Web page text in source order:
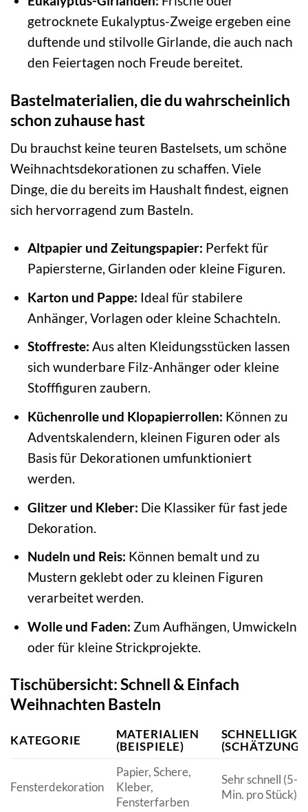
getrocknete Eukalyptus-Zweige ergeben eine
duftende und stilvolle Girlande, die auch nach
den Feiertagen noch Freude bereitet.
Bastelmaterialien, die du wahrscheinlich
schon zuhause hast
Du brauchst keine teuren Bastelsets, um schöne
Weihnachtsdekorationen zu schaffen. Viele
Dinge, die du bereits im Haushalt findest, eignen
sich hervorragend zum Basteln.
Altpapier und Zeitungspapier: Perfekt für
Papiersterne, Girlanden oder kleine Figuren.
Karton und Pappe: Ideal für stabilere
Anhänger, Vorlagen oder kleine Schachteln.
Stoffreste: Aus alten Kleidungsstücken lassen
sich wunderbare Filz-Anhänger oder kleine
Stofffiguren zaubern.
Küchenrolle und Klopapierrollen: Können zu
Adventskalendern, kleinen Figuren oder als
Basis für Dekorationen umfunktioniert
werden.
Glitzer und Kleber: Die Klassiker für fast jede
Dekoration.
Nudeln und Reis: Können bemalt und zu
Mustern geklebt oder zu kleinen Figuren
verarbeitet werden.
Wolle und Faden: Zum Aufhängen, Umwickeln
oder für kleine Strickprojekte.
Tischübersicht: Schnell & Einfach
Weihnachten Basteln
KATEGORIE
MATERIALIEN
(BEISPIELE)
(SCHÄTZUNG)
Fensterdekoration
Papier, Schere,
Kleber,
Fensterfarben
Sehr schnell (5-
Min. pro Stück)